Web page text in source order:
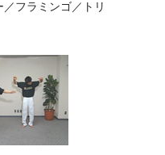
フラミンゴ／トリ